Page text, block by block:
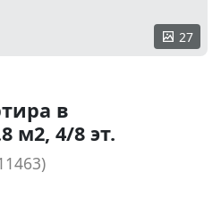
27
в
м2, 4/8 эт.